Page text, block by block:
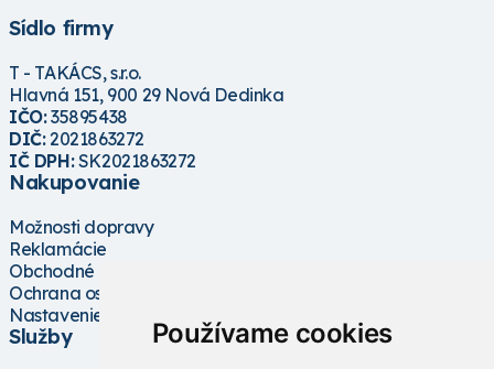
Používame cookies
Sídlo firmy
T - TAKÁCS, s.r.o.
Hlavná 151, 900 29 Nová Dedinka
IČO:35895438
DIČ:2021863272
IČ DPH:SK2021863272
Nakupovanie
Možnosti dopravy
Reklamácie
Obchodné podmienky
Ochrana osobných údajov
Nastavenie cookies
Služby